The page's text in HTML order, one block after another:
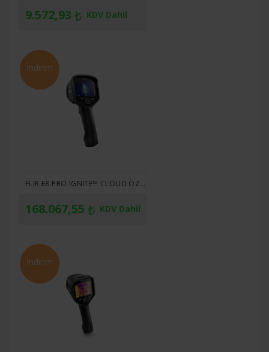
9.572,93 KDV Dahil
İndirim
FLIR E8 PRO IGNITE™ CLOUD ÖZELLIKLI PRO SERISI KIZILÖTESI KAMERA
168.067,55 KDV Dahil
İndirim